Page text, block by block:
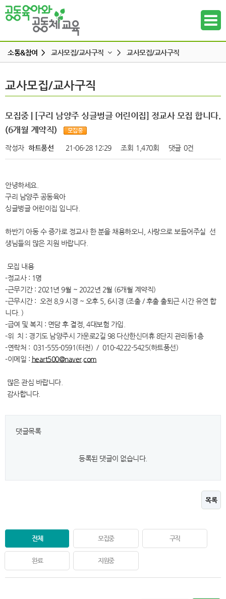
하위메뉴
하위메뉴
소통&참여 > 교사모집/교사구직 >
공동육아 ing
터전 소식
교사모집/교사구직
교사모집/교사구직
모집중 | [구리 남양주 싱글벙글 어린이집] 정교사 모집 합니다.
(6개월 계약직)
작성자 하트풍선 21-06-28 12:29 조회 1,470회 댓글 0건
안녕하세요.
구리 남양주 공동육아
싱글벙글 어린이집 입니다.
하반기 아동 수 증가로 정교사 한 분을 채용하오니, 사랑으로 보듬어주실 선
생님들의 많은 지원 바랍니다.
모집 내용
-정교사 : 1명
-근무기간 : 2021년 9월 ~ 2022년 2월 (6개월 계약직)
-근무시간 : 오전 8,9 시경 ~ 오후 5, 6시경 (조출 / 후출 출퇴근 시간 유연 합
니다. )
-급여 및 복지 : 면담 후 결정, 4대보험 가입.
-위 치 : 경기도 남양주시 가운로2길 98 다산한신더휴 8단지 관리동1층
-연락처 : 031-555-0591(터전) / 010-4222-5425(하트풍선)
-이메일 : heart500@naver.com
많은 관심 바랍니다.
감사합니다.
댓글목록
등록된 댓글이 없습니다.
목록
전체 모집중 구직
완료 지원중